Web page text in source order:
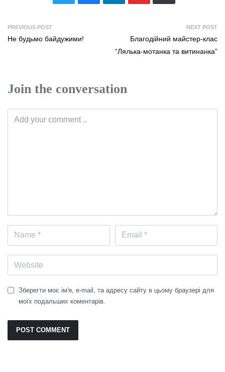
PREVIOUS POST
Не будьмо байдужими!
NEXT POST
Благодійний майстер-клас
“Лялька-мотанка та витинанка”
Join the conversation
Зберегти моє ім'я, e-mail, та адресу сайту в цьому браузері для
моїх подальших коментарів.